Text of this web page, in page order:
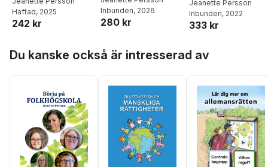
Häftad, 2025
242 kr
Inbunden, 2026
280 kr
Jeanette Persson
Inbunden, 2022
333 kr
Du kanske också är intresserad av